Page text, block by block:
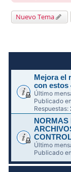
Nuevo Tema
Mejora el
con estos
Último
Publicado en
Respuestas:
NORMAS
Último
Publicado en